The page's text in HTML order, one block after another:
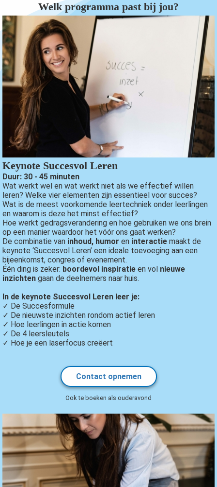
Welk programma past bij jou?
Keynote Succesvol Leren
Duur: 30 - 45 minuten
Wat werkt wel en wat werkt niet als we effectief willen
leren? Welke vier elementen zijn essentieel voor succes?
Wat is de meest voorkomende leertechniek onder leerlingen
en waarom is deze het minst effectief?
Hoe werkt gedragsverandering en hoe gebruiken we ons brein
op een manier waardoor het vóór ons gaat werken?
De combinatie van inhoud, humor en interactie maakt de
keynote ‘Succesvol Leren’ een ideale toevoeging aan een
bijeenkomst, congres of evenement.
Één ding is zeker: boordevol inspiratie en vol nieuwe
inzichten gaan de deelnemers naar huis.
In de keynote Succesvol Leren leer je:
✓ De Succesformule
✓ De nieuwste inzichten rondom actief leren
✓ Hoe leerlingen in actie komen
✓ De 4 leersleutels
✓ Hoe je een laserfocus creëert
Contact opnemen
Ook te boeken als ouderavond